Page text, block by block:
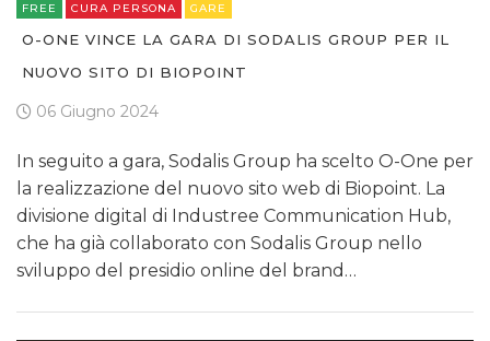
FREE CURA PERSONA GARE
O-ONE VINCE LA GARA DI SODALIS GROUP PER IL
NUOVO SITO DI BIOPOINT
06 Giugno 2024
In seguito a gara, Sodalis Group ha scelto O-One per
la realizzazione del nuovo sito web di Biopoint. La
divisione digital di Industree Communication Hub,
che ha già collaborato con Sodalis Group nello
sviluppo del presidio online del brand…